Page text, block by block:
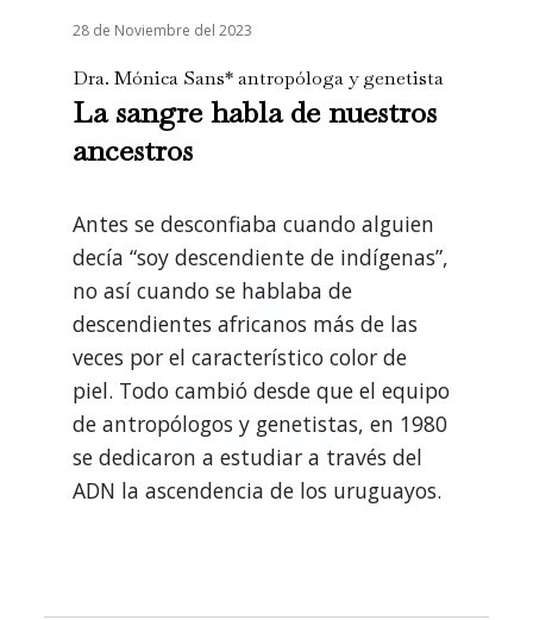
28 de Noviembre del 2023
Dra. Mónica Sans* antropóloga y genetista
La sangre habla de nuestros
ancestros
Antes se desconfiaba cuando alguien
decía “soy descendiente de indígenas”,
no así cuando se hablaba de
descendientes africanos más de las
veces por el característico color de
piel. Todo cambió desde que el equipo
de antropólogos y genetistas, en 1980
se dedicaron a estudiar a través del
ADN la ascendencia de los uruguayos.